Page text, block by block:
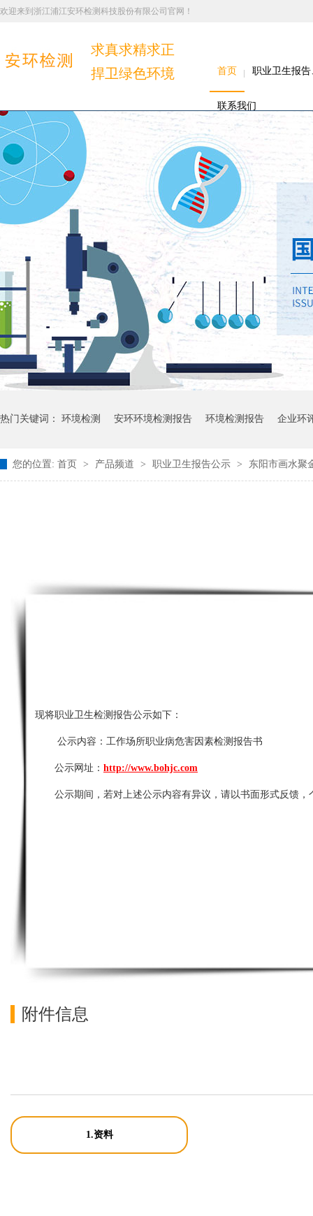
欢迎来到浙江浦江安环检测科技股份有限公司官网！
求真求精求正
捍卫绿色环境
首页 职业卫生报
联系我们
热门关键词： 环境检测 安环环境检测报告 环境检测报告 企业环
您的位置: 首页 > 产品频道 > 职业卫生报告公示 > 东阳市画水聚
现将职业卫生检测报告公示如下：
公示内容： 工作场所职业病危害因素检测报告书
公示网址： http://www.bohjc.com
公示期间，若对上述公示内容有异议，请以书面形式反馈，
附件信息
1.资料